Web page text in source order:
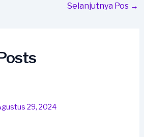
Selanjutnya Pos →
29, 2024